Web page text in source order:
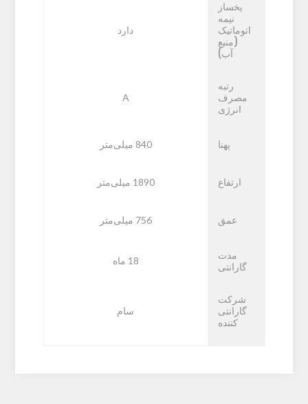
یخساز
نیمه
اتوماتیک
(منبع
آب)
دارد
رتبه
مصرف
انرژی
A
پهنا 840 میلی‌متر
ارتفاع 1890 میلی‌متر
عمق 756 میلی‌متر
مدت
گارانتی
18 ماه
شرکت
گارانتی
کننده
سام